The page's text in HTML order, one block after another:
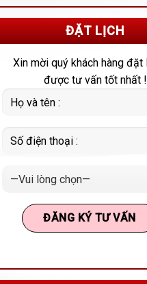
ĐẶT LỊCH
Xin mời quý khách hàng đặt
được tư vấn tốt nhất !